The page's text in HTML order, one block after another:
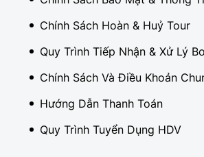
Quy Trình Tiếp Nhận & Xử Lý
Chính Sách Và Điều Khoản
Hướng Dẫn Thanh Toán
Quy Trình Tuyển Dụng HDV